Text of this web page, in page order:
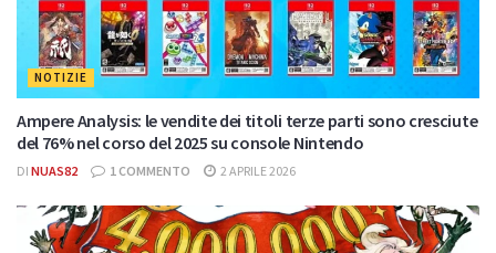
NOTIZIE
Ampere Analysis: le vendite dei titoli terze parti sono cresciute
del 76% nel corso del 2025 su console Nintendo
DI NUAS82 1 COMMENTO 2 APRILE 2026